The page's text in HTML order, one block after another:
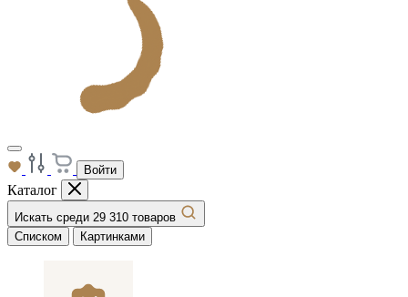
Войти
Каталог
Искать среди 29 310 товаров
Списком
Картинками